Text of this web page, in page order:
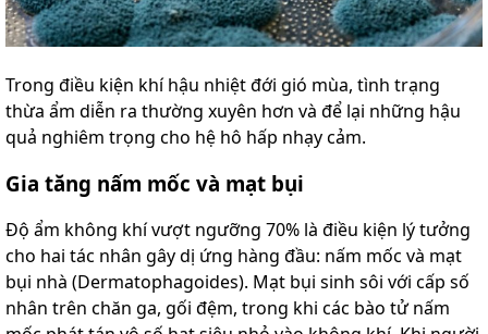
Trong điều kiện khí hậu nhiệt đới gió mùa, tình trạng
thừa ẩm diễn ra thường xuyên hơn và để lại những hậu
quả nghiêm trọng cho hệ hô hấp nhạy cảm.
Gia tăng nấm mốc và mạt bụi
Độ ẩm không khí vượt ngưỡng 70% là điều kiện lý tưởng
cho hai tác nhân gây dị ứng hàng đầu: nấm mốc và mạt
bụi nhà (Dermatophagoides). Mạt bụi sinh sôi với cấp số
nhân trên chăn ga, gối đệm, trong khi các bào tử nấm